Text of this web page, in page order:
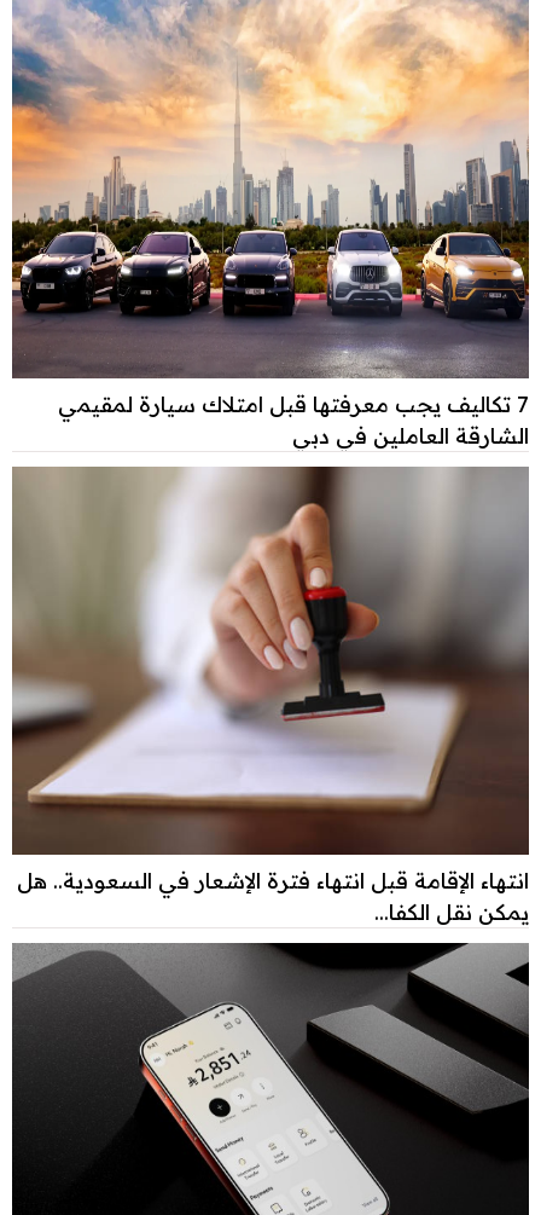
7 تكاليف يجب معرفتها قبل امتلاك سيارة لمقيمي
الشارقة العاملين في دبي
انتهاء الإقامة قبل انتهاء فترة الإشعار في السعودية.. هل
يمكن نقل الكفا...